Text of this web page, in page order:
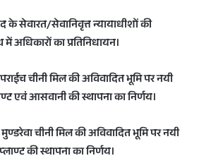
के सेवारत/सेवानिवृत्त न्यायाधीशों की
में अधिकारों का प्रतिनिधायन।
चीनी मिल की अविवादित भूमि पर नयी
एवं आसवानी की स्थापना का निर्णय।
चीनी मिल की अविवादित भूमि पर नयी
की स्थापना का निर्णय।